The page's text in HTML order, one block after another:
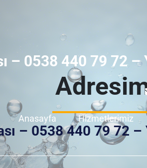
– 0538 440 79 72 –
Anasayfa Hizmetlerimiz
– 0538 440 79 72 –